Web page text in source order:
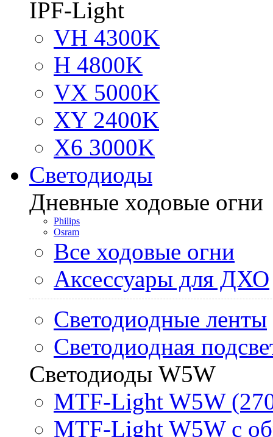
IPF-Light
VH 4300K
H 4800K
VX 5000K
XY 2400K
X6 3000K
Светодиоды
Дневные ходовые огни
Philips
Osram
Все ходовые огни
Аксессуары для ДХО
Светодиодные ленты
Светодиодная
Светодиоды W5W
MTF-Light W5W
MTF-Light W5W с